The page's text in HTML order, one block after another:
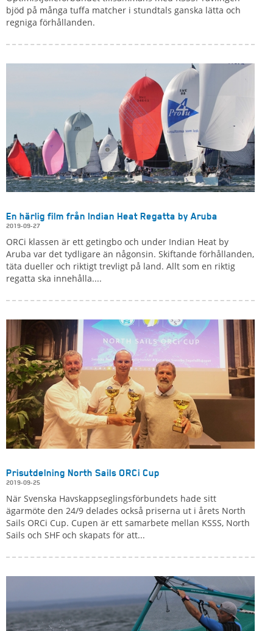
bjöd på många tuffa matcher i stundtals ganska lätta och
regniga förhållanden.
En härlig film från Indian Heat Regatta by Aruba
2019-09-27
ORCi klassen är ett getingbo och under Indian Heat by
Aruba var det tydligare än någonsin. Skiftande förhållanden,
täta dueller och riktigt trevligt på land. Allt som en riktig
regatta ska innehålla....
Prisutdelning North Sails ORCi Cup
2019-09-25
När Svenska Havskappseglingsförbundets hade sitt
ägarmöte den 24/9 delades också priserna ut i årets North
Sails ORCi Cup. Cupen är ett samarbete mellan KSSS, North
Sails och SHF och skapats för att...